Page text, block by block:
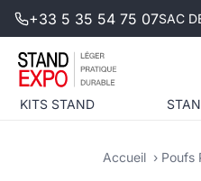
+33 5 35 54 75 07SAC
KITS STAND
Accueil Poufs